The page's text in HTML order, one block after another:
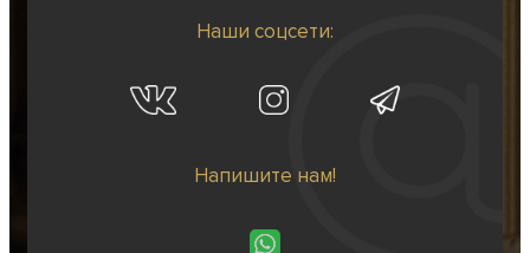
Наши соцсети:
Напишите нам!